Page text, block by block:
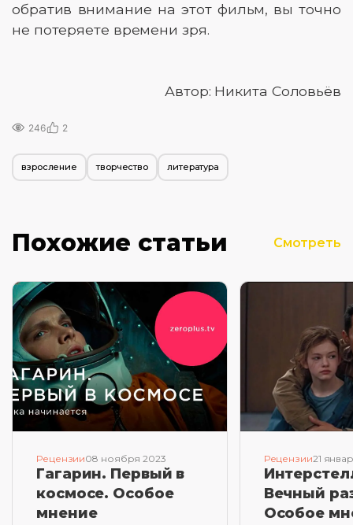
обратив внимание на этот фильм, вы точно
не потеряете времени зря.
Автор: Никита Соловьёв
246 2
взросление творчество литература
Похожие статьи Смотреть
Рецензии08 ноября 2023
Гагарин. Первый в
космосе. Особое
мнение
Рецензии21
Вечный
Особое